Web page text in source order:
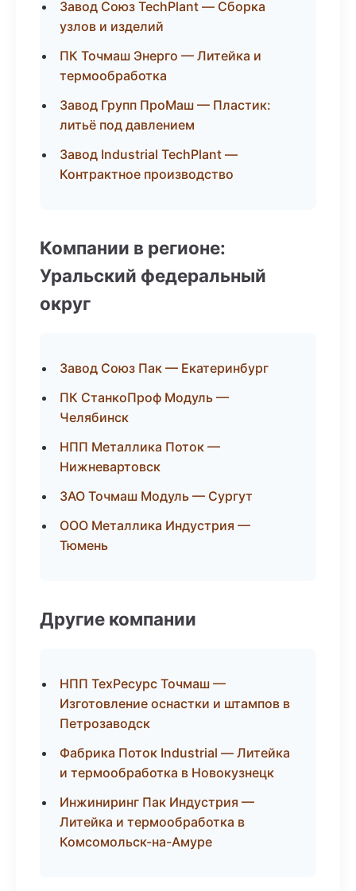
Завод Союз TechPlant — Сборка
узлов и изделий
ПК Точмаш Энерго — Литейка и
термообработка
Завод Групп ПроМаш — Пластик:
литьё под давлением
Завод Industrial TechPlant —
Контрактное производство
Компании в регионе:
Уральский федеральный
округ
Завод Союз Пак — Екатеринбург
ПК СтанкоПроф Модуль —
Челябинск
НПП Металлика Поток —
Нижневартовск
ЗАО Точмаш Модуль — Сургут
ООО Металлика Индустрия —
Тюмень
Другие компании
НПП ТехРесурс Точмаш —
Изготовление оснастки и штампов в
Петрозаводск
Фабрика Поток Industrial — Литейка
и термообработка в Новокузнецк
Инжиниринг Пак Индустрия —
Литейка и термообработка в
Комсомольск-на-Амуре